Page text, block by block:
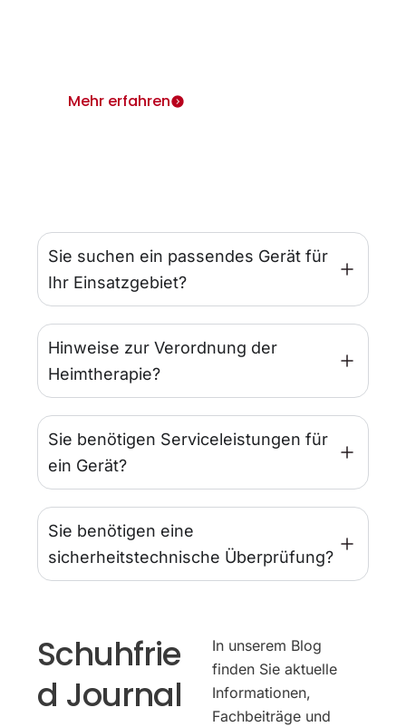
Sie suchen ein passendes Gerät für
Ihr Einsatzgebiet?
Hinweise zur Verordnung der
Heimtherapie?
Sie benötigen Serviceleistungen für
ein Gerät?
Sie benötigen eine
sicherheitstechnische Überprüfung?
Mehr erfahren
Schuhfrie
d Journal
In unserem Blog
finden Sie aktuelle
Informationen,
Fachbeiträge und